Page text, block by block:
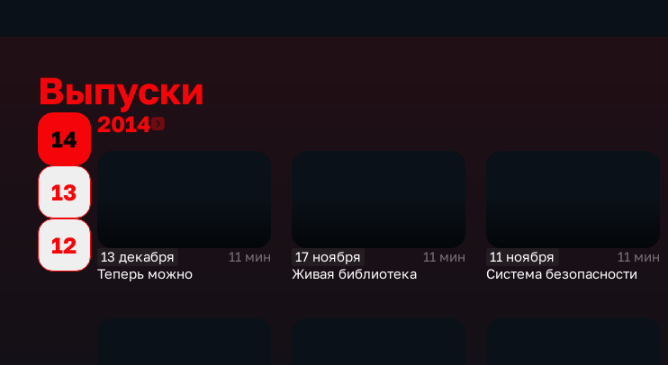
Выпуски
14
13
12
20142014
13 декабря
11 мин
Теперь можно
17 ноября
11 мин
Живая библиотека
11 ноября
11 мин
Система безопасности